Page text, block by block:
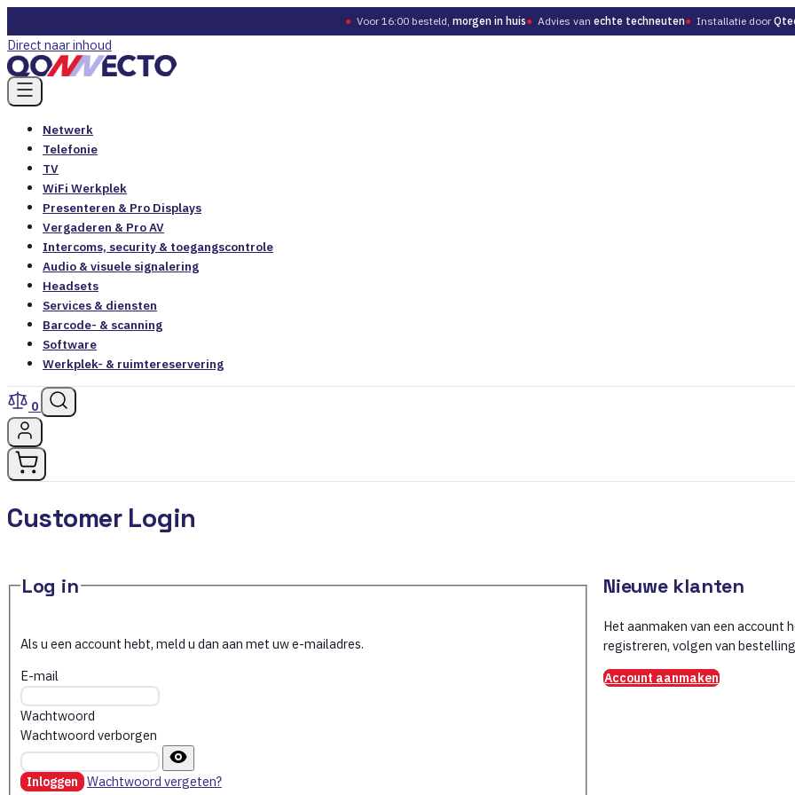
● Voor 16:00 besteld, morgen in huis● Advies van echte techneuten● Installatie door
Direct naar inhoud
Netwerk
Telefonie
TV
WiFi Werkplek
Presenteren & Pro Displays
Vergaderen & Pro AV
Intercoms, security & toegangscontrole
Audio & visuele signalering
Headsets
Services & diensten
Barcode- & scanning
Software
Werkplek- & ruimtereservering
0
Customer Login
Log in
Als u een account hebt, meld u dan aan met uw e-mailadres.
E-mail
Wachtwoord
Wachtwoord verborgen
Inloggen Wachtwoord vergeten?
Nieuwe klanten
Het aanmaken van een account
registreren, volgen van
Account aanmaken